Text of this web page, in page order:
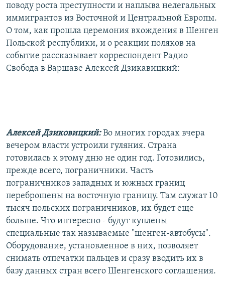
поводу роста преступности и наплыва нелегальных
иммигрантов из Восточной и Центральной Европы.
О том, как прошла церемония вхождения в Шенген
Польской республики, и о реакции поляков на
событие рассказывает корреспондент Радио
Свобода в Варшаве Алексей Дзикавицкий:
Алексей Дзиковицкий:Во многих городах вчера
вечером власти устроили гуляния. Страна
готовилась к этому дню не один год. Готовились,
прежде всего, пограничники. Часть
пограничников западных и южных границ
переброшены на восточную границу. Там служат 10
тысяч польских пограничников, их будет еще
больше. Что интересно - будут куплены
специальные так называемые "шенген-автобусы".
Оборудование, установленное в них, позволяет
снимать отпечатки пальцев и сразу вводить их в
базу данных стран всего Шенгенского соглашения.